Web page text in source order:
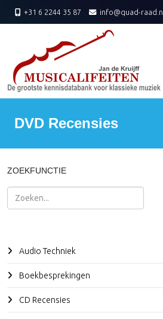
+31 6 2244 35 87 info@quad-raad.nl
DVD Recensies
ZOEKFUNCTIE
Zoeken
Audio Techniek
Boekbesprekingen
CD Recensies